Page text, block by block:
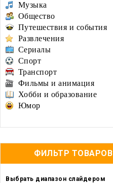
Музыка
Общество
Путешествия и события
Развлечения
Сериалы
Спорт
Транспорт
Фильмы и анимация
Хобби и образование
Юмор
ФИЛЬТР ТОВАРОВ
Выбрать диапазон слайдером